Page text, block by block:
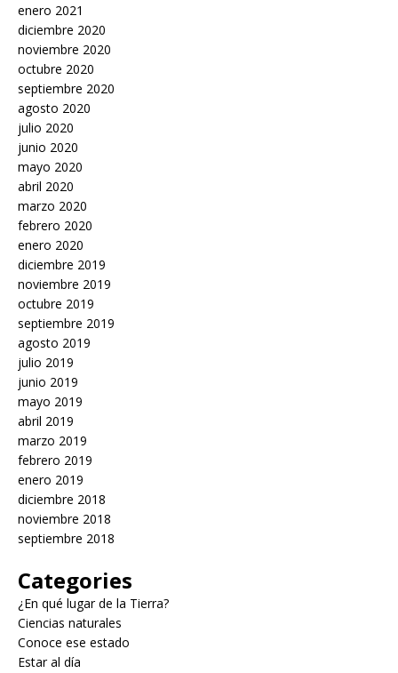
enero 2021
diciembre 2020
noviembre 2020
octubre 2020
septiembre 2020
agosto 2020
julio 2020
junio 2020
mayo 2020
abril 2020
marzo 2020
febrero 2020
enero 2020
diciembre 2019
noviembre 2019
octubre 2019
septiembre 2019
agosto 2019
julio 2019
junio 2019
mayo 2019
abril 2019
marzo 2019
febrero 2019
enero 2019
diciembre 2018
noviembre 2018
septiembre 2018
Categories
¿En qué lugar de la Tierra?
Ciencias naturales
Conoce ese estado
Estar al día